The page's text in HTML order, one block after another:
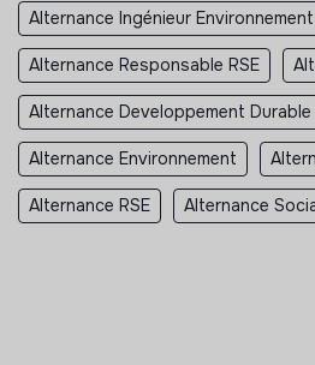
Alternance Ingénieur Environnement
Alternance Responsable RSE
Alternance Developpement Durable
Alternance Environnement
Alternance RSE Alternance